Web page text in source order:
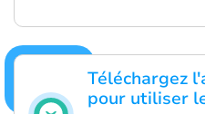
Téléchargez
pour utiliser